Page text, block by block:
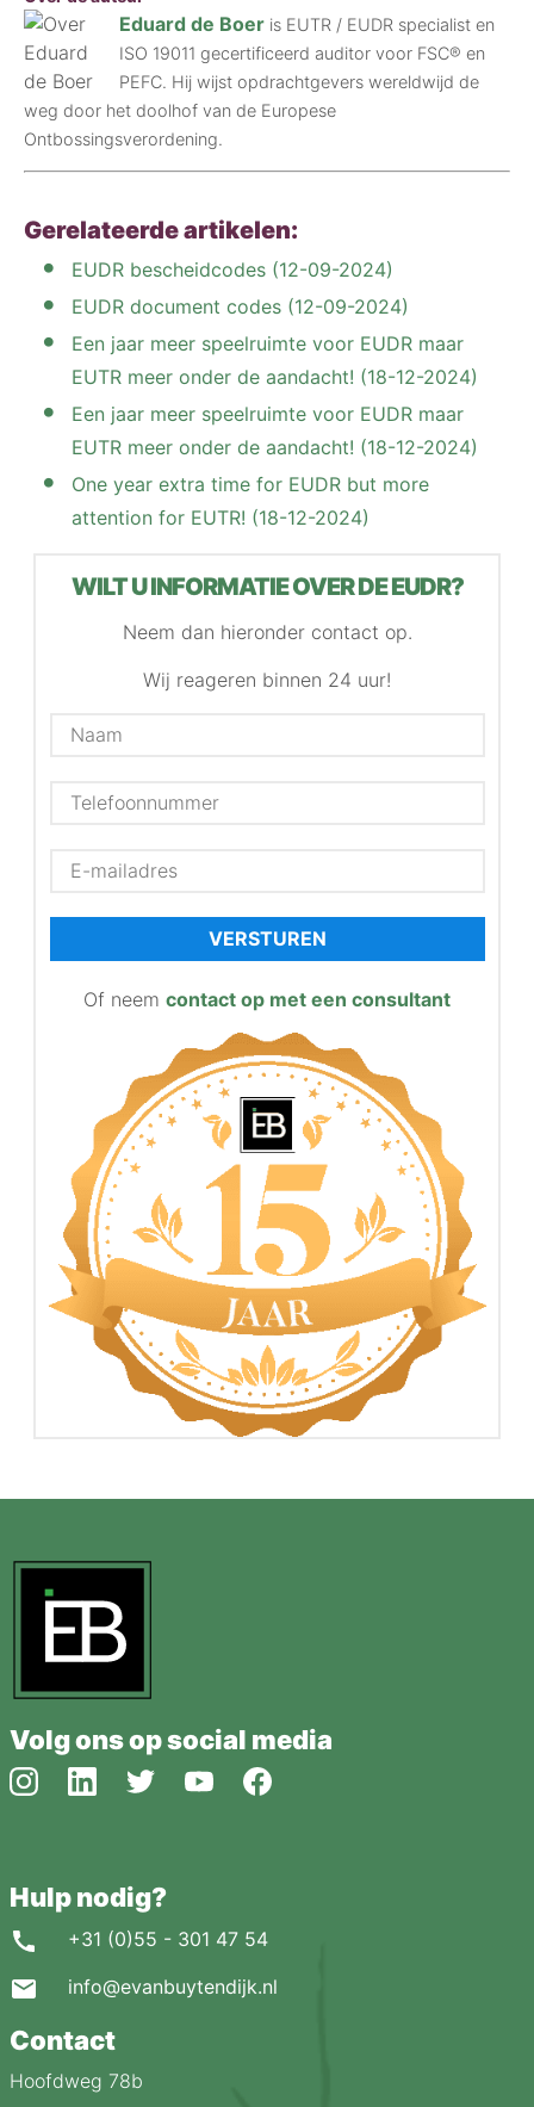
Eduard de Boer is EUTR / EUDR specialist en
ISO 19011 gecertificeerd auditor voor FSC® en
PEFC. Hij wijst opdrachtgevers wereldwijd de
weg door het doolhof van de Europese
Ontbossingsverordening.
Gerelateerde artikelen:
EUDR bescheidcodes (12-09-2024)
EUDR document codes (12-09-2024)
Een jaar meer speelruimte voor EUDR maar
EUTR meer onder de aandacht! (18-12-2024)
Een jaar meer speelruimte voor EUDR maar
EUTR meer onder de aandacht! (18-12-2024)
One year extra time for EUDR but more
attention for EUTR! (18-12-2024)
WILT U INFORMATIE OVER DE EUDR?
Neem dan hieronder contact op.
Wij reageren binnen 24 uur!
VERSTUREN
Of neem contact op met een consultant
Volg ons op social media
Hulp nodig?
+31 (0)55 - 301 47 54
info@evanbuytendijk.nl
Contact
Hoofdweg 78b